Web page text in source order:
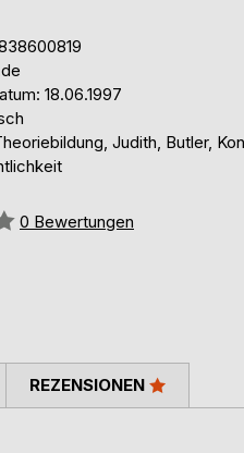
18.06.1997
Judith, Butler,
0 Bewertungen
REZENSIONEN